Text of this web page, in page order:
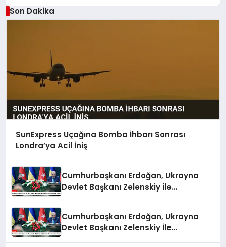
Son Dakika
SunExpress Uçağına Bomba İhbarı Sonrası
Londra’ya Acil İniş
Cumhurbaşkanı Erdoğan, Ukrayna
Devlet Başkanı Zelenskiy ile
Cumhurbaşkanı Erdoğan, Ukrayna
Devlet Başkanı Zelenskiy İle